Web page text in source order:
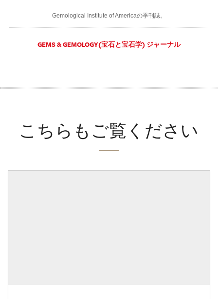
Gemological Institute of Americaの季刊誌。
GEMS & GEMOLOGY(宝石と宝石学) ジャーナル
こちらもご覧ください